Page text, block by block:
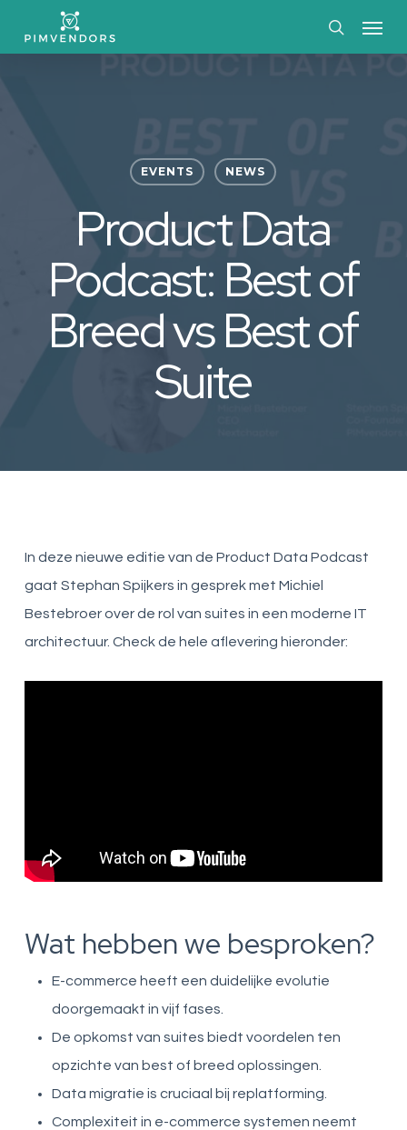
EVENTS NEWS
Product Data
Podcast: Best of
Breed vs Best of
Suite
In deze nieuwe editie van de Product Data Podcast
gaat Stephan Spijkers in gesprek met Michiel
Bestebroer over de rol van suites in een moderne IT
architectuur. Check de hele aflevering hieronder:
Wat hebben we besproken?
E-commerce heeft een duidelijke evolutie
doorgemaakt in vijf fases.
De opkomst van suites biedt voordelen ten
opzichte van best of breed oplossingen.
Data migratie is cruciaal bij replatforming.
Complexiteit in e-commerce systemen neemt